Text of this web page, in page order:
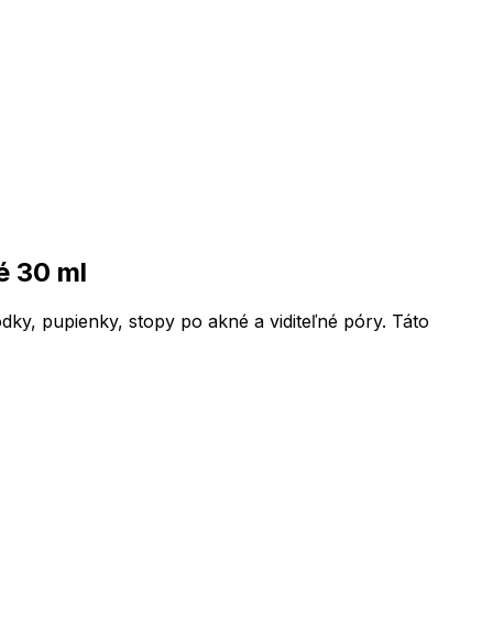
30 ml
pupienky, stopy po akné a viditeľné póry. Táto